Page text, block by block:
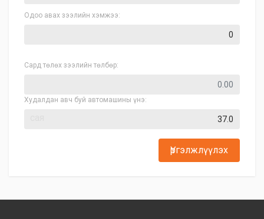
Одоо авах зээлийн хэмжээ:
Сард төлөх зээлийн төлбөр:
Худалдан авч буй автомашины үнэ:
Үргэлжлүүлэх